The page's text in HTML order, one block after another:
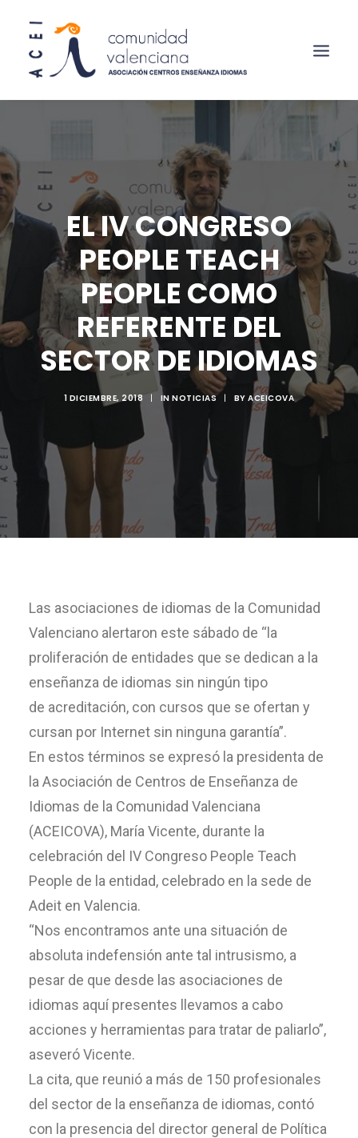
EL IV CONGRESO
PEOPLE TEACH
PEOPLE COMO
REFERENTE DEL
SECTOR DE IDIOMAS
1 DICIEMBRE, 2018 | INNOTICIAS | BYACEICOVA
Las asociaciones de idiomas de la Comunidad
Valenciano alertaron este sábado de “la
proliferación de entidades que se dedican a la
enseñanza de idiomas sin ningún tipo
de acreditación, con cursos que se ofertan y
cursan por Internet sin ninguna garantía”.
En estos términos se expresó la presidenta de
la Asociación de Centros de Enseñanza de
Idiomas de la Comunidad Valenciana
(ACEICOVA), María Vicente, durante la
celebración del IV Congreso People Teach
People de la entidad, celebrado en la sede de
Adeit en Valencia.
“Nos encontramos ante una situación de
absoluta indefensión ante tal intrusismo, a
pesar de que desde las asociaciones de
idiomas aquí presentes llevamos a cabo
acciones y herramientas para tratar de paliarlo”,
aseveró Vicente.
La cita, que reunió a más de 150 profesionales
del sector de la enseñanza de idiomas, contó
con la presencia del director general de Política